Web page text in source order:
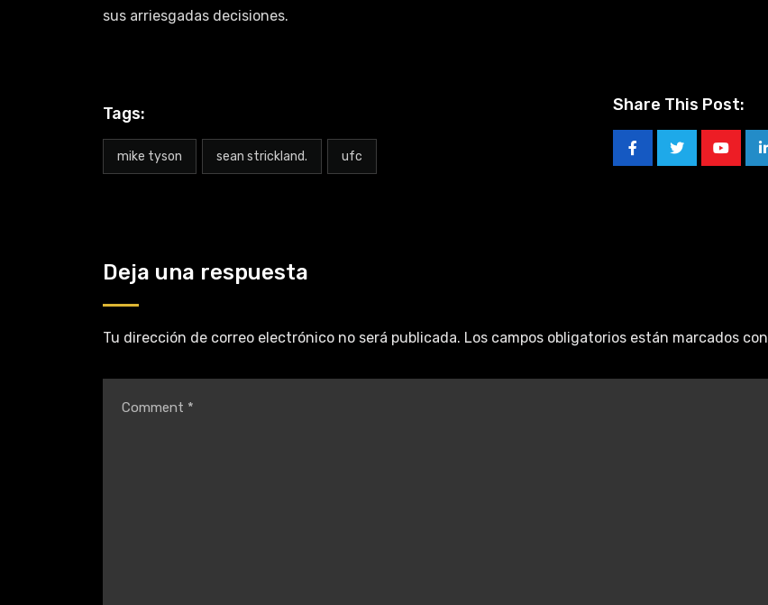
sus arriesgadas decisiones.
Tags:
mike tyson sean strickland. ufc
Share This Post:
Deja una respuesta
Tu dirección de correo electrónico no será publicada. Los campos obligatorios están marcados con